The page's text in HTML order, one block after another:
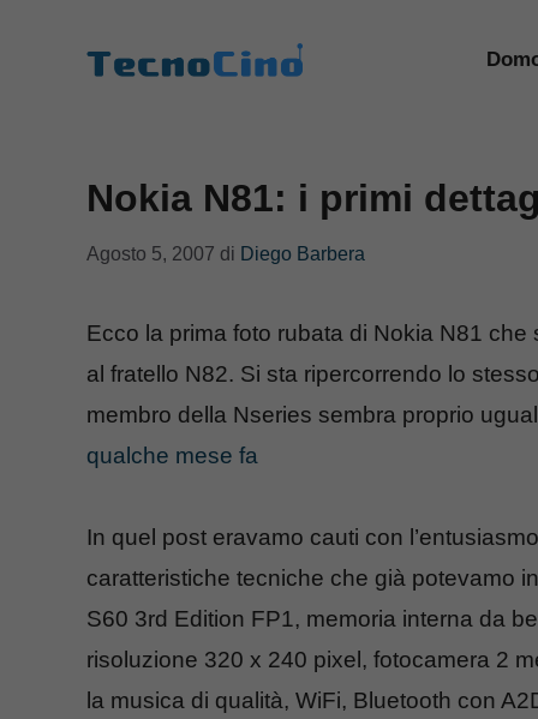
Nokia N81: i primi
Agosto 5, 2007 di Diego Barbera
Ecco la prima foto rubata di Nokia N81
al fratello N82. Si sta ripercorrendo lo
membro della Nseries sembra proprio
qualche mese fa
In quel post eravamo cauti con
caratteristiche tecniche che già potevamo
S60 3rd Edition FP1, memoria interna da
risoluzione 320 x 240 pixel, fotocamera 2
la musica di qualità, WiFi, Bluetooth con